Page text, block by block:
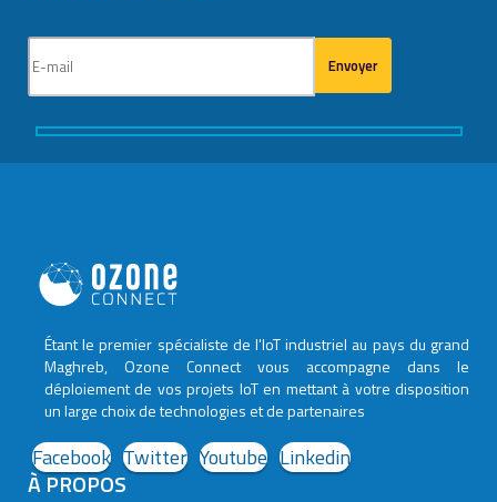
Étant le premier spécialiste de l'IoT industriel au pays du grand
Maghreb, Ozone Connect vous accompagne dans le
déploiement de vos projets IoT en mettant à votre disposition
un large choix de technologies et de partenaires
Facebook Twitter Youtube Linkedin
À PROPOS